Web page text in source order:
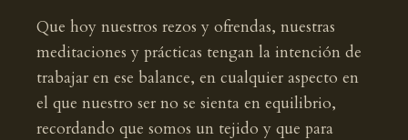
Que hoy nuestros rezos y ofrendas, nuestras
meditaciones y prácticas tengan la intención de
trabajar en ese balance, en cualquier aspecto en
el que nuestro ser no se sienta en equilibrio,
recordando que somos un tejido y que para